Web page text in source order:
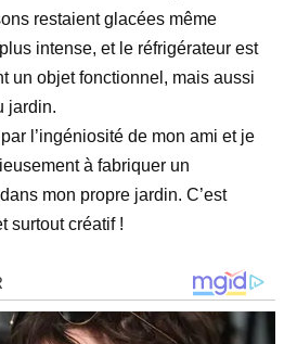
restaient glacées même
intense, et le réfrigérateur est
un objet fonctionnel, mais aussi
jardin.
l’ingéniosité de mon ami et je
à fabriquer un
mon propre jardin. C’est
surtout créatif !